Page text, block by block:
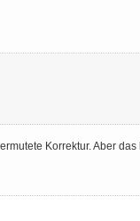
Korrektur. Aber